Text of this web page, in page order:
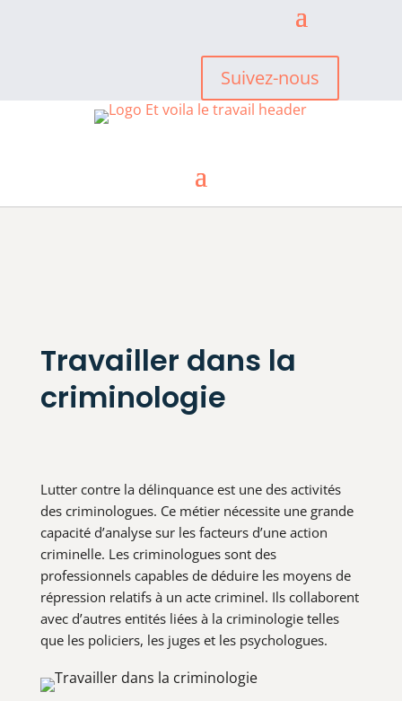
Suivez-nous
Travailler dans la
criminologie
Lutter contre la délinquance est une des activités
des criminologues. Ce métier nécessite une grande
capacité d’analyse sur les facteurs d’une action
criminelle. Les criminologues sont des
professionnels capables de déduire les moyens de
répression relatifs à un acte criminel. Ils collaborent
avec d’autres entités liées à la criminologie telles
que les policiers, les juges et les psychologues.